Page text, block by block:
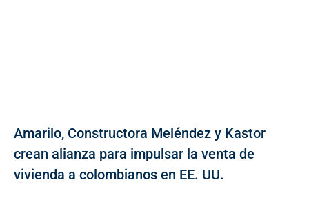
Amarilo, Constructora Meléndez y Kastor
crean alianza para impulsar la venta de
vivienda a colombianos en EE. UU.